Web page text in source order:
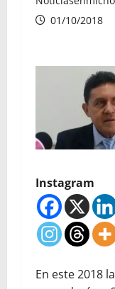
01/10/2018
Instagram
En este 2018